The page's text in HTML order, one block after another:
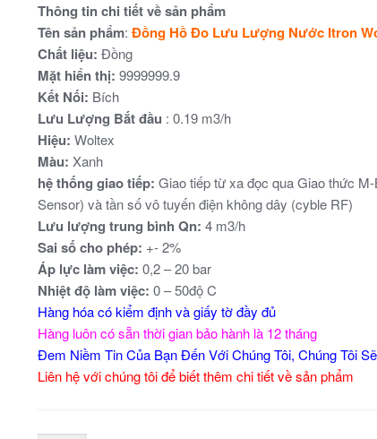
Thông tin chi tiết về sản phẩm
Tên sản phẩm: Đồng Hồ Đo Lưu Lượng Nước Itron
Chất liệu: Đồng
Mặt hiển thị: 9999999.9
Kết Nối: Bích
Lưu Lượng Bắt đầu : 0.19 m3/h
Hiệu: Woltex
Màu: Xanh
hệ thống giao tiếp: Giao tiếp từ xa đọc qua Giao thức
Sensor) và tần số vô tuyến điện không dây (cyble RF)
Lưu lượng trung bình Qn: 4 m3/h
Sai số cho phép: +- 2%
Áp lực làm việc: 0,2 – 20 bar
Nhiệt độ làm việc: 0 – 50độ C
Hàng hóa có kiểm định và giấy tờ đầy đủ
Hàng luôn có sẵn thời gian bảo hành là 12 tháng
Đem Niềm Tin Của Bạn Đến Với Chúng Tôi, Chúng Tôi
Liên hệ với chúng tôi để biết thêm chi tiết về sản phẩm